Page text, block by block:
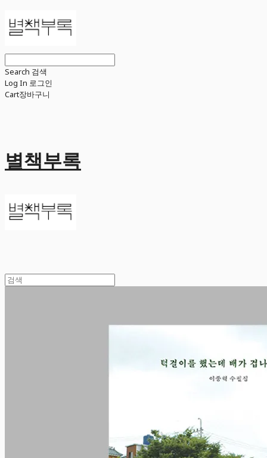
Search 검색
Log In 로그인
Cart장바구니
별책부록